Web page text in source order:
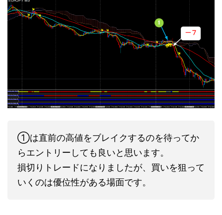
①は直前の高値をブレイクするのを待ってか
らエントリーしても良いと思います。
損切りトレードになりましたが、買いを狙って
いくのは優位性がある場面です。